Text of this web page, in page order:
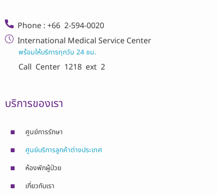
Phone : +66 2-594-0020
International Medical Service Center
พร้อมให้บริการทุกวัน 24 ชม.
Call Center 1218 ext 2
บริการของเรา
ศูนย์การรักษา
ศูนย์บริการลูกค้าต่างประเทศ
ห้องพักผู้ป่วย
เกี่ยวกับเรา